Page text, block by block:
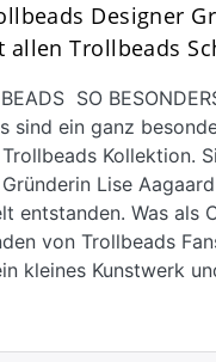
Designer
allen Trollbeads
SO
sind ein ganz
Kollektion.
Lise
entstanden. Was als
von Trollbeads
kleines Kunstwerk